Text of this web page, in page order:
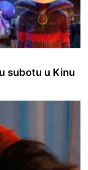
subotu u Kinu